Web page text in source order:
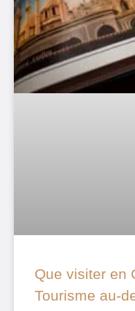
Que visiter en
Tourisme au-